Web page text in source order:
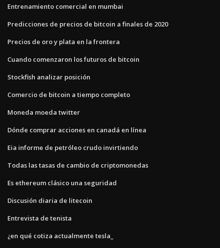
Entrenamiento comercial en mumbai
Predicciones de precios de bitcoin a finales de 2020
Precios de oro y plata en la frontera
Cuando comenzaron los futuros de bitcoin
Stockfish analizar posición
Comercio de bitcoin a tiempo completo
Moneda moeda twitter
Dónde comprar acciones en canadá en línea
Eia informe de petróleo crudo invirtiendo
Todas las tasas de cambio de criptomonedas
Es ethereum clásico una seguridad
Discusión diaria de litecoin
Entrevista de tenista
¿en qué cotiza actualmente tesla_